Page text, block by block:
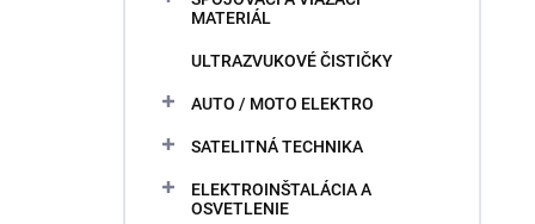
MATERIÁL
ULTRAZVUKOVÉ ČISTIČKY
AUTO / MOTO ELEKTRO
SATELITNÁ TECHNIKA
ELEKTROINŠTALÁCIA A
OSVETLENIE